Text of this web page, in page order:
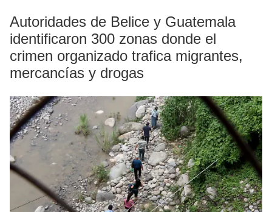
Autoridades de Belice y Guatemala
identificaron 300 zonas donde el
crimen organizado trafica migrantes,
mercancías y drogas